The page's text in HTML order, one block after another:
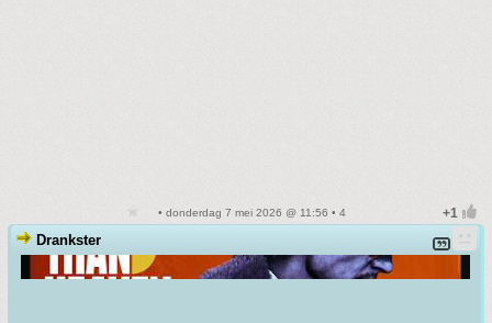
• donderdag 7 mei 2026 @ 11:56 • 4
Drankster